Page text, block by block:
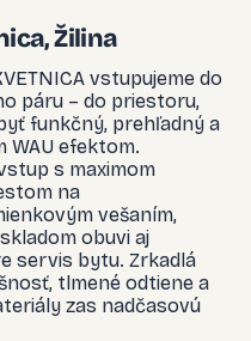
Žilina
vstupujeme do
páru – do priestoru,
funkčný, prehľadný a
WAU efektom.
s maximom
na
vešaním,
obuvi aj
servis bytu. Zrkadlá
tlmené odtiene a
zas nadčasovú